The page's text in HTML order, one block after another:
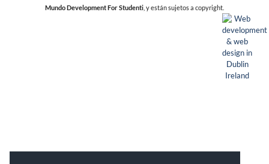
Mundo Development For Studenti , y están sujetos a copyright.